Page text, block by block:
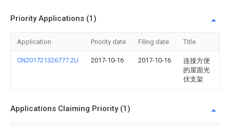
Priority Applications (1)
Application Priority date Filing date Title
CN201721326777.2U 2017-10-16 2017-10-16
连接方便
的屋面光
伏支架
Applications Claiming Priority (1)